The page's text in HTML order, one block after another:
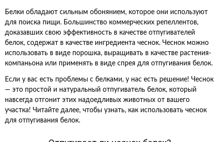
Белки обладают сильным обонянием, которое они используют
для поиска пищи. Большинство коммерческих репеллентов,
доказавших свою эффективность в качестве отпугивателей
белок, содержат в качестве ингредиента чеснок. Чеснок можно
использовать в виде порошка, выращивать в качестве растения-
компаньона или применять в виде спрея для отпугивания белок.
Если у вас есть проблемы с белками, у нас есть решение! Чеснок
— это простой и натуральный отпугиватель белок, который
навсегда отгонит этих надоедливых животных от вашего
участка! Читайте далее, чтобы узнать, как использовать чеснок
для отпугивания белок.